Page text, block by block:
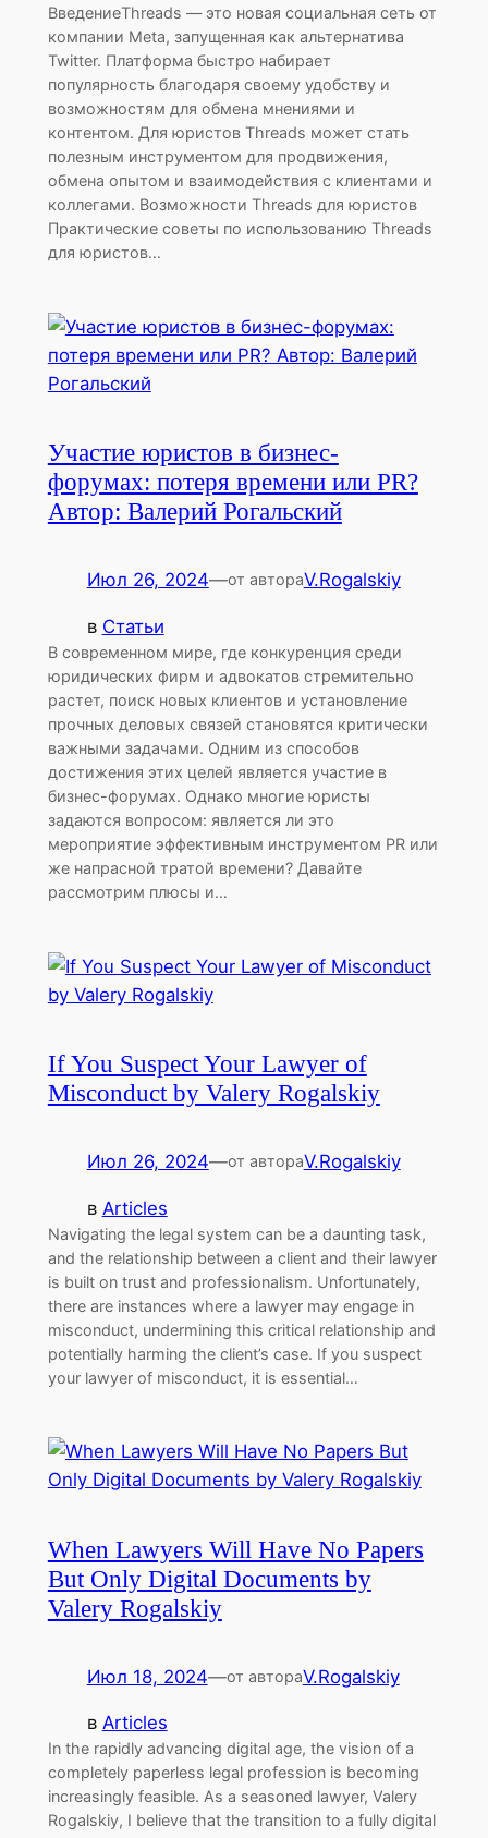
ВведениеThreads — это новая социальная сеть от
компании Meta, запущенная как альтернатива
Twitter. Платформа быстро набирает
популярность благодаря своему удобству и
возможностям для обмена мнениями и
контентом. Для юристов Threads может стать
полезным инструментом для продвижения,
обмена опытом и взаимодействия с клиентами и
коллегами. Возможности Threads для юристов
Практические советы по использованию Threads
для юристов…
Участие юристов в бизнес-
форумах: потеря времени или PR?
Автор: Валерий Рогальский
Июл 26, 2024—от автораV.Rogalskiy
в Статьи
В современном мире, где конкуренция среди
юридических фирм и адвокатов стремительно
растет, поиск новых клиентов и установление
прочных деловых связей становятся критически
важными задачами. Одним из способов
достижения этих целей является участие в
бизнес-форумах. Однако многие юристы
задаются вопросом: является ли это
мероприятие эффективным инструментом PR или
же напрасной тратой времени? Давайте
рассмотрим плюсы и…
If You Suspect Your Lawyer of
Misconduct by Valery Rogalskiy
Июл 26, 2024—от автораV.Rogalskiy
в Articles
Navigating the legal system can be a daunting task,
and the relationship between a client and their lawyer
is built on trust and professionalism. Unfortunately,
there are instances where a lawyer may engage in
misconduct, undermining this critical relationship and
potentially harming the client’s case. If you suspect
your lawyer of misconduct, it is essential…
When Lawyers Will Have No Papers
But Only Digital Documents by
Valery Rogalskiy
Июл 18, 2024—от автораV.Rogalskiy
в Articles
In the rapidly advancing digital age, the vision of a
completely paperless legal profession is becoming
increasingly feasible. As a seasoned lawyer, Valery
Rogalskiy, I believe that the transition to a fully digital